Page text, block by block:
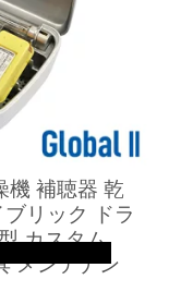
機 補聴器 乾
リック ドラ
カスタム
メンテナン